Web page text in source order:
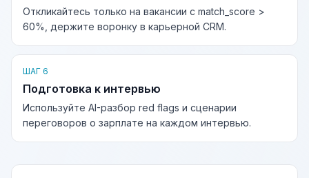
Откликайтесь только на вакансии с match_score >
60%, держите воронку в карьерной CRM.
ШАГ 6
Подготовка к интервью
Используйте AI-разбор red flags и сценарии
переговоров о зарплате на каждом интервью.